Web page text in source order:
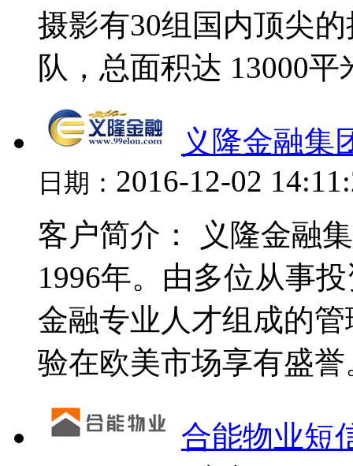
摄影有30组国内顶尖
队，总面积达 13000平
义隆金融集
日期： 2016-12-02
客户简介： 义隆金融
1996年。由多位从事
金融专业人才组成的
验在欧美市场享有盛誉
合能物业短